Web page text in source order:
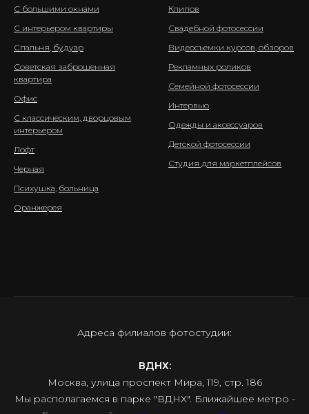
С большими окнами
С интерьером квартиры
Спальня, будуар
Советская заброшенная
квартира
Офис
С классическим, дворцовым
интерьером
Лофт
Черная
Психушка больница
Оранжерея
Клипов
Свадебной фотосессии
Видеосъемки курсов, обзоров
Рекламных роликов
Семейной фотосессии
Интервью
Одежды и аксессуаров
Детской фотосессии
Студия для маркетплейсов
Адреса филиалов фотостудии:
ВДНХ:
Москва, улица проспект Мира, 119, стр. 186
Мы располагаемся в парке "ВДНХ". Ближайшее метро -